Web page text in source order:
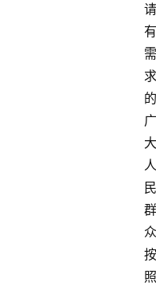
请
有
需
求
的
广
大
人
民
群
众
按
照